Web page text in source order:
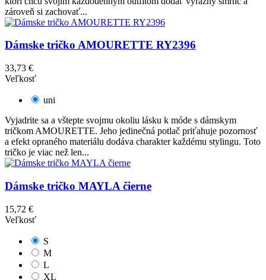
zároveň si zachovať...
Dámske tričko AMOURETTE RY2396
33,73 €
Veľkosť
uni
Vyjadrite sa a vštepte svojmu okoliu lásku k móde s dámskym
tričkom AMOURETTE. Jeho jedinečná potlač priťahuje pozornosť
a efekt opraného materiálu dodáva charakter každému stylingu. Toto
tričko je viac než len...
Dámske tričko MAYLA čierne
15,72 €
Veľkosť
S
M
L
XL